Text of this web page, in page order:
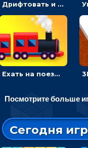
Дрифтовать и парковаться на городской трассе - гонки
Ехать на поезде, через препятствия и собирать пассажиров - для мальчиков
Посмотрите больше
Сегодня